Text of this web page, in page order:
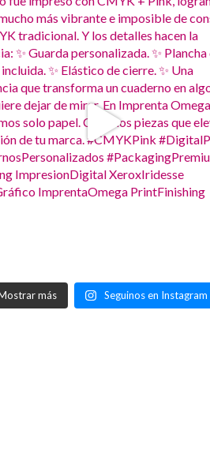
más Seguinos en Instagram